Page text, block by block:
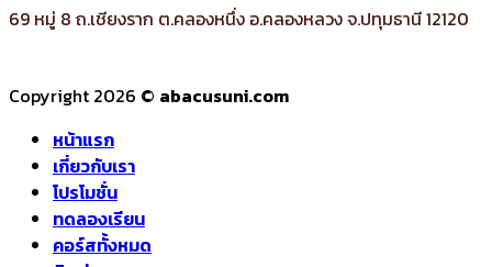
69 หมู่ 8 ถ.เชียงราก ต.คลองหนึ่ง อ.คลองหลวง จ.ปทุมธานี 12120
Copyright 2026 © abacusuni.com
หน้าแรก
เกี่ยวกับเรา
โปรโมชั่น
ทดลองเรียน
คอร์สทั้งหมด